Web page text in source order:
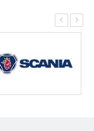
‹ ›